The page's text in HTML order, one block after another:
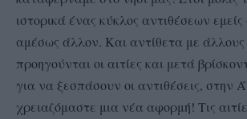
ιστορικά ένας κύκλος αντιθέσεων
αμέσως άλλον. Και αντίθετα με
προηγούνται οι αιτίες και μετά
για να ξεσπάσουν οι αντιθέσεις, στην
χρειαζόμαστε μια νέα αφορμή! Τις